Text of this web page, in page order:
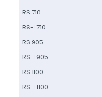
RS 710
RS-I 710
RS 905
RS-I 905
RS 1100
RS-I 1100